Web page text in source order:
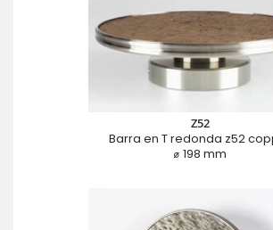
Z52
Barra en T redonda z52
⌀ 198 mm